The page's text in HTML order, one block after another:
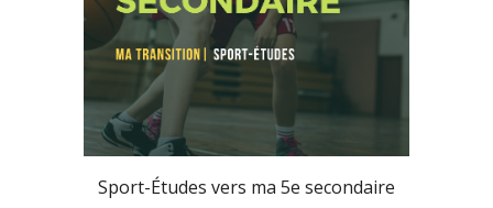
Sport-Études vers ma 5e secondaire